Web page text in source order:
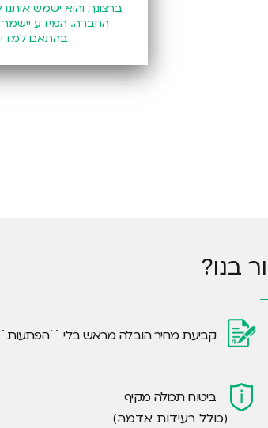
ברצונך, והוא ישמש
החברה. המידע
בהתאם
בנו?
קביעת מחיר הובלה מראש בלי
ביטוח תכולה מקיף
(כולל רעידות אדמה)